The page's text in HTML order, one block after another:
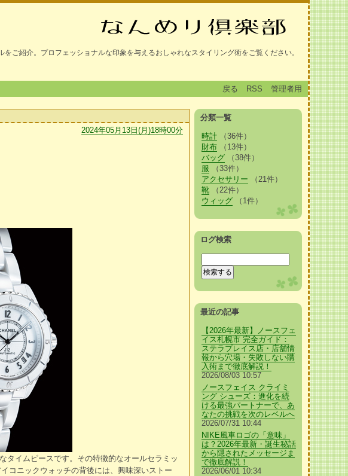
ご紹介。プロフェッショナルな印象を与えるおしゃれなスタイリング術をご覧ください。
戻る RSS 管理者用
2024年05月13日(月)18時00分
タイムピースです。その特徴的なオールセラミッ
コニックウォッチの背後には、興味深いストー
分類一覧
時計（36件）
財布（13件）
バッグ（38件）
服 （33件）
アクセサリー （21件）
靴（22件）
ウィッグ（1件）
ログ検索
最近の記事
【2026年最新】ノースフェ
イス札幌市 完全ガイド：
ステラプレイス店・店舗情
報から穴場・失敗しない購
入術まで徹底解説！
2026/08/03 10:57
ノースフェイス クライミ
ング シューズ：進化を続
ける最強パートナーで、あ
なたの挑戦を次のレベルへ
2026/07/31 10:44
NIKE風車ロゴの「意味」
は？2026年最新・誕生秘話
から隠されたメッセージま
で徹底解説！
2026/06/01 10:34